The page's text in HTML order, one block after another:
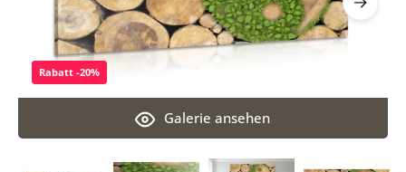
Galerie ansehen
Rabatt -20%